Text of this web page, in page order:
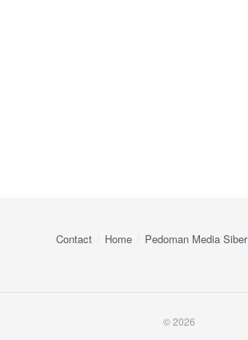
Contact Home Pedoman Media Siber
© 2026